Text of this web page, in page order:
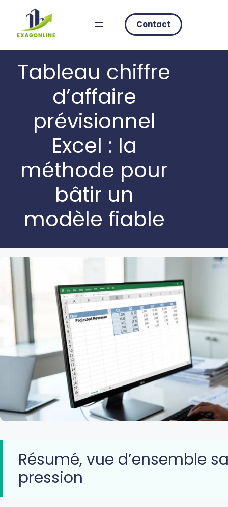
content
Contact
Tableau chiffre
d’affaire
prévisionnel
Excel : la
méthode pour
bâtir un
modèle fiable
Résumé, vue d’ensemble
pression